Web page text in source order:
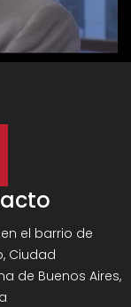
el barrio de
Ciudad
de Buenos Aires,